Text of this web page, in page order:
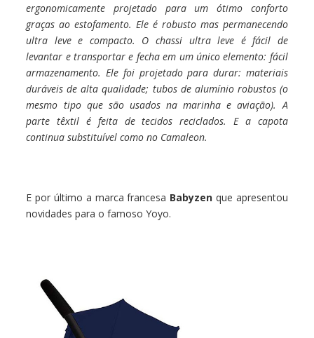
ergonomicamente projetado para um ótimo conforto
graças ao estofamento. Ele é robusto mas permanecendo
ultra leve e compacto. O chassi ultra leve é ​​fácil de
levantar e transportar e fecha em um único elemento: fácil
armazenamento. Ele foi projetado para durar: materiais
duráveis ​​de alta qualidade; tubos de alumínio robustos (o
mesmo tipo que são usados na marinha e aviação). A
parte têxtil é feita de tecidos reciclados. E a capota
continua substituível como no Camaleon.
E por último a marca francesa Babyzen que apresentou
novidades para o famoso Yoyo.